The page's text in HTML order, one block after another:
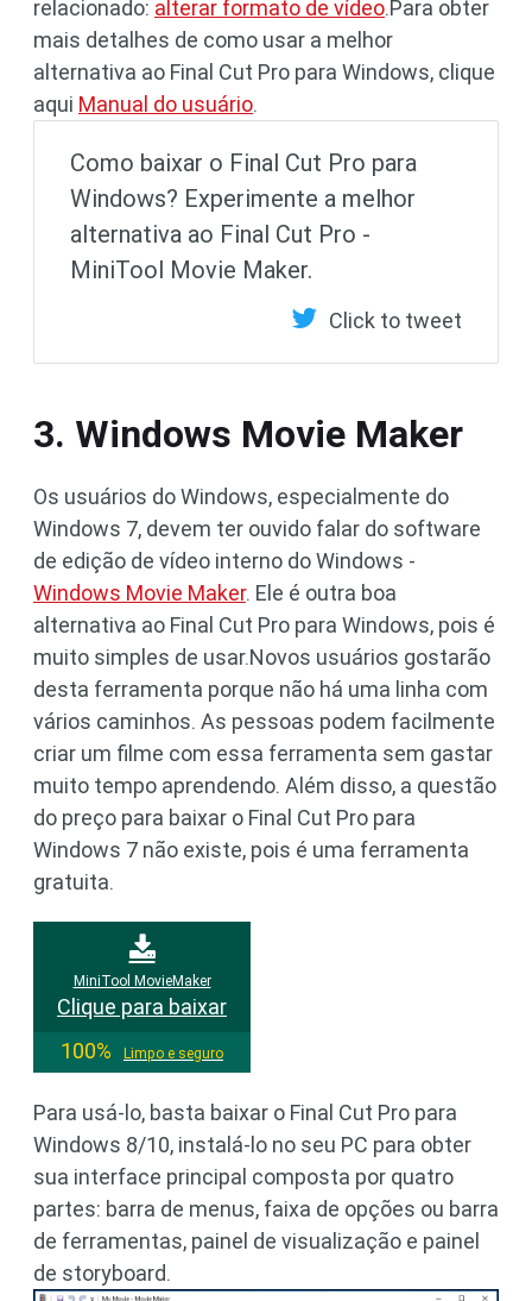
relacionado: alterar formato de vídeo.Para obter
mais detalhes de como usar a melhor
alternativa ao Final Cut Pro para Windows, clique
aqui Manual do usuário.
Como baixar o Final Cut Pro para
Windows? Experimente a melhor
alternativa ao Final Cut Pro -
MiniTool Movie Maker.
Click to tweet
3. Windows Movie Maker
Os usuários do Windows, especialmente do
Windows 7, devem ter ouvido falar do software
de edição de vídeo interno do Windows -
Windows Movie Maker. Ele é outra boa
alternativa ao Final Cut Pro para Windows, pois é
muito simples de usar.Novos usuários gostarão
desta ferramenta porque não há uma linha com
vários caminhos. As pessoas podem facilmente
criar um filme com essa ferramenta sem gastar
muito tempo aprendendo. Além disso, a questão
do preço para baixar o Final Cut Pro para
Windows 7 não existe, pois é uma ferramenta
gratuita.
MiniTool MovieMaker
Clique para baixar
100%
Limpo e seguro
Para usá-lo, basta baixar o Final Cut Pro para
Windows 8/10, instalá-lo no seu PC para obter
sua interface principal composta por quatro
partes: barra de menus, faixa de opções ou barra
de ferramentas, painel de visualização e painel
de storyboard.